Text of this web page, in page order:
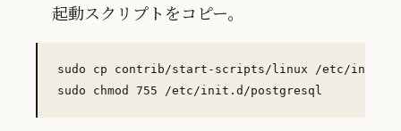
起動スクリプトをコピー。
sudo cp contrib/start-scripts/linux /etc/init.d/